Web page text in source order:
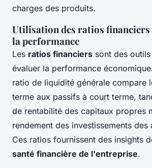
charges des produits.
Utilisation des ratios
la performance
Les ratios financiers sont des
évaluer la performance
ratio de liquidité générale compare
terme aux passifs à court terme,
de rentabilité des capitaux propres
rendement des investissements des
Ces ratios fournissent des insights
santé financière de l'entreprise.